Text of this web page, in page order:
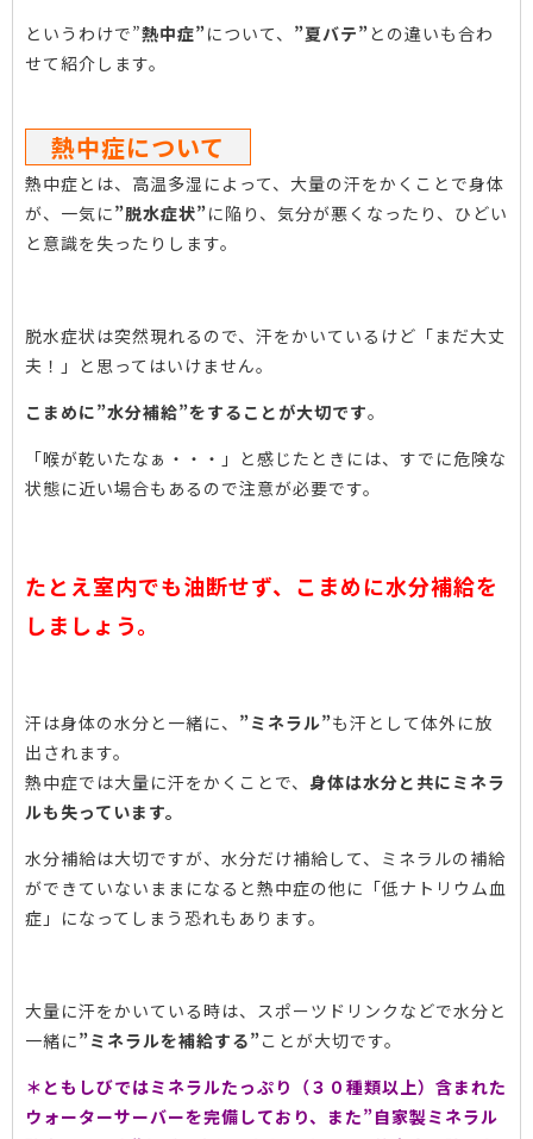
というわけで”熱中症”について、 ”夏バテ”との違いも合わ
せて紹介します。
熱中症について
熱中症とは、高温多湿によって、大量の汗をかくことで身体
が、一気に”脱水症状”に陥り、気分が悪くなったり、ひどい
と意識を失ったりします。
脱水症状は突然現れるので、汗をかいているけど「まだ大丈
夫！」と思ってはいけません。
こまめに”水分補給”をすることが大切です。
「喉が乾いたなぁ・・・」と感じたときには、すでに危険な
状態に近い場合もあるので注意が必要です。
たとえ室内でも油断せず、こまめに水分補給を
しましょう。
汗は身体の水分と一緒に、 ”ミネラル”も汗として体外に放
出されます。
熱中症では大量に汗をかくことで、 身体は水分と共にミネラ
ルも失っています。
水分補給は大切ですが、水分だけ補給して、ミネラルの補給
ができていないままになると熱中症の他に「低ナトリウム血
症」になってしまう恐れもあります。
大量に汗をかいている時は、スポーツドリンクなどで水分と
一緒に”ミネラルを補給する”ことが大切です。
＊ともしびではミネラルたっぷり（３０種類以上）含まれた
ウォーターサーバーを完備しており、また”自家製ミネラル